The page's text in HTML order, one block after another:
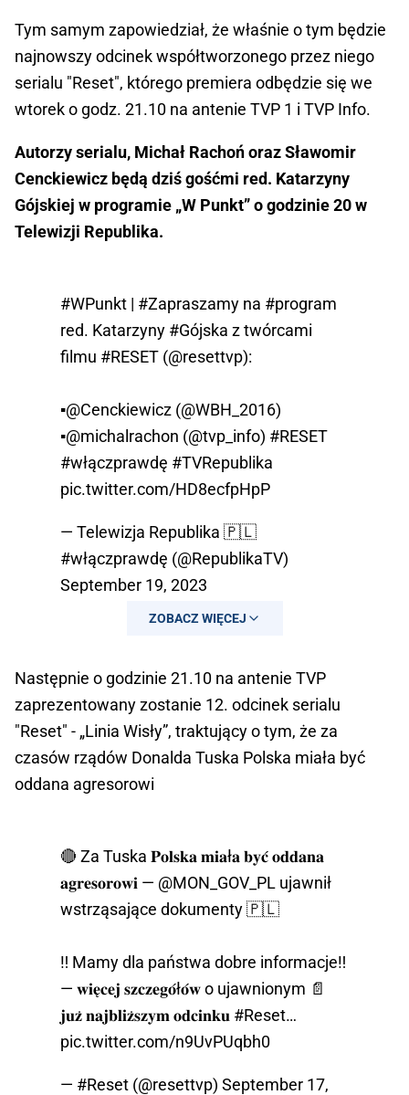
Tym samym zapowiedział, że właśnie o tym będzie
najnowszy odcinek współtworzonego przez niego
serialu "Reset", którego premiera odbędzie się we
wtorek o godz. 21.10 na antenie TVP 1 i TVP Info.
Autorzy serialu, Michał Rachoń oraz Sławomir
Cenckiewicz będą dziś gośćmi red. Katarzyny
Gójskiej w programie „W Punkt” o godzinie 20 w
Telewizji Republika.
#WPunkt | #Zapraszamy na #program
red. Katarzyny #Gójska z twórcami
filmu #RESET (@resettvp):
▪️@Cenckiewicz (@WBH_2016)
▪️@michalrachon (@tvp_info) #RESET
#włączprawdę #TVRepublika
pic.twitter.com/HD8ecfpHpP
— Telewizja Republika 🇵🇱
#włączprawdę (@RepublikaTV)
September 19, 2023
ZOBACZ WIĘCEJ
Następnie o godzinie 21.10 na antenie TVP
zaprezentowany zostanie 12. odcinek serialu
"Reset" - „Linia Wisły”, traktujący o tym, że za
czasów rządów Donalda Tuska Polska miała być
oddana agresorowi
🔴 Za Tuska 𝐏𝐨𝐥𝐬𝐤𝐚 𝐦𝐢𝐚ł𝐚 𝐛𝐲𝐜́ 𝐨𝐝𝐝𝐚𝐧𝐚
𝐚𝐠𝐫𝐞𝐬𝐨𝐫𝐨𝐰𝐢 — @MON_GOV_PL ujawnił
wstrząsające dokumenty 🇵🇱
‼️ Mamy dla państwa dobre informacje‼️
— 𝐰𝐢𝐞̨𝐜𝐞𝐣 𝐬𝐳𝐜𝐳𝐞𝐠𝐨́ł𝐨́𝐰 o ujawnionym 📄
𝐣𝐮𝐳̇ 𝐧𝐚𝐣𝐛𝐥𝐢𝐳̇𝐬𝐳𝐲𝐦 𝐨𝐝𝐜𝐢𝐧𝐤𝐮 #Reset…
pic.twitter.com/n9UvPUqbh0
— #Reset (@resettvp) September 17,